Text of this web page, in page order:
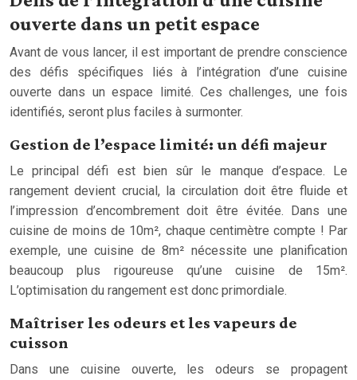
ouverte dans un petit espace
Avant de vous lancer, il est important de prendre conscience
des défis spécifiques liés à l’intégration d’une cuisine
ouverte dans un espace limité. Ces challenges, une fois
identifiés, seront plus faciles à surmonter.
Gestion de l’espace limité: un défi majeur
Le principal défi est bien sûr le manque d’espace. Le
rangement devient crucial, la circulation doit être fluide et
l’impression d’encombrement doit être évitée. Dans une
cuisine de moins de 10m², chaque centimètre compte ! Par
exemple, une cuisine de 8m² nécessite une planification
beaucoup plus rigoureuse qu’une cuisine de 15m².
L’optimisation du rangement est donc primordiale.
Maîtriser les odeurs et les vapeurs de
cuisson
Dans une cuisine ouverte, les odeurs se propagent